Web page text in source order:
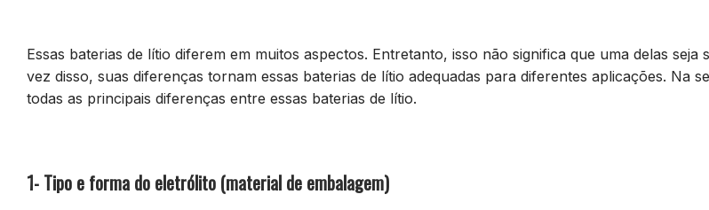
Essas baterias de lítio diferem em muitos aspectos. Entretanto, isso não significa que uma delas seja
vez disso, suas diferenças tornam essas baterias de lítio adequadas para diferentes aplicações. Na
todas as principais diferenças entre essas baterias de lítio.
1- Tipo e forma do eletrólito (material de embalagem)